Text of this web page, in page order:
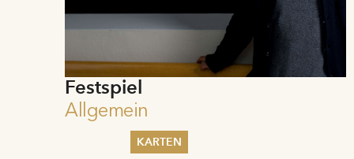
KARTEN
Festspiel
Allgemein